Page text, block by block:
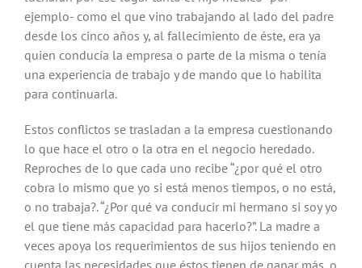
ejemplo- como el que vino trabajando al lado del padre
desde los cinco años y, al fallecimiento de éste, era ya
quien conducía la empresa o parte de la misma o tenía
una experiencia de trabajo y de mando que lo habilita
para continuarla.
Estos conflictos se trasladan a la empresa cuestionando
lo que hace el otro o la otra en el negocio heredado.
Reproches de lo que cada uno recibe “¿por qué el otro
cobra lo mismo que yo si está menos tiempos, o no está,
o no trabaja?. “¿Por qué va conducir mi hermano si soy yo
el que tiene más capacidad para hacerlo?”. La madre a
veces apoya los requerimientos de sus hijos teniendo en
cuenta las necesidades que éstos tienen de ganar más, o